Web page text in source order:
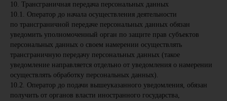
10. Трансграничная передача персональных данных
10.1. Оператор до начала осуществления деятельности
по трансграничной передаче персональных данных обязан
уведомить уполномоченный орган по защите прав субъектов
персональных данных о своем намерении осуществлять
трансграничную передачу персональных данных (такое
уведомление направляется отдельно от уведомления о намерении
осуществлять обработку персональных данных).
10.2. Оператор до подачи вышеуказанного уведомления, обязан
получить от органов власти иностранного государства,